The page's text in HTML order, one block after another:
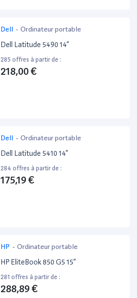
Dell - Ordinateur portable
Dell Latitude 5490 14”
285 offres à partir de :
218,00 €
Dell - Ordinateur portable
Dell Latitude 5410 14”
284 offres à partir de :
175,19 €
HP - Ordinateur portable
HP EliteBook 850 G5 15”
281 offres à partir de :
288,89 €